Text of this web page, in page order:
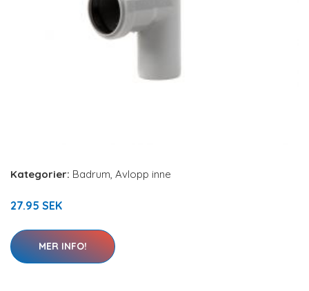
Kategorier: Badrum, Avlopp inne
27.95 SEK
MER INFO!